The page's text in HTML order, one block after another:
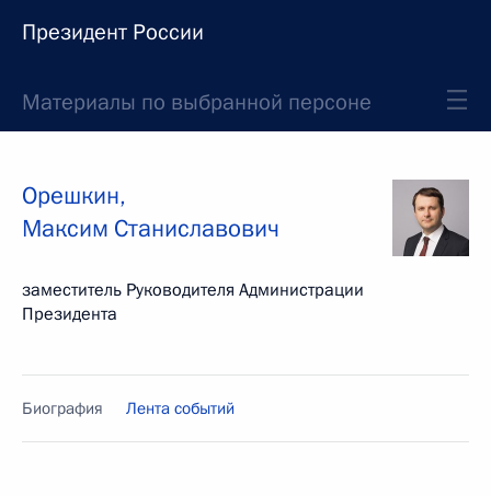
Президент России
Материалы по выбранной персоне
Орешкин,
Максим Станиславович
заместитель Руководителя Администрации
Президента
Биография Лента событий